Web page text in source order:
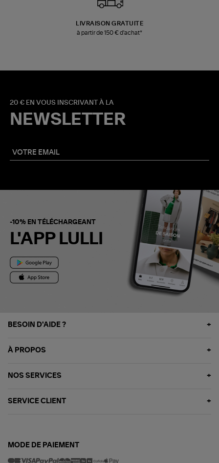
LIVRAISON GRATUITE
à partir de 150 € d'achat*
20 € EN VOUS INSCRIVANT À LA
NEWSLETTER
-10% EN TÉLÉCHARGEANT
L'APP LULLI
BESOIN D'AIDE ?
À PROPOS
NOS SERVICES
SERVICE CLIENT
MODE DE PAIEMENT